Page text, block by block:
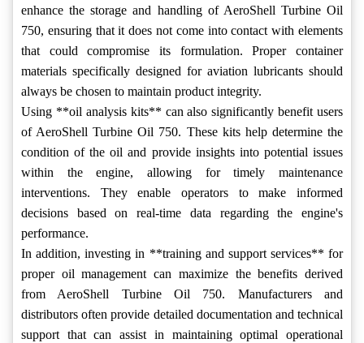
enhance the storage and handling of AeroShell Turbine Oil
750, ensuring that it does not come into contact with elements
that could compromise its formulation. Proper container
materials specifically designed for aviation lubricants should
always be chosen to maintain product integrity.
Using **oil analysis kits** can also significantly benefit users
of AeroShell Turbine Oil 750. These kits help determine the
condition of the oil and provide insights into potential issues
within the engine, allowing for timely maintenance
interventions. They enable operators to make informed
decisions based on real-time data regarding the engine's
performance.
In addition, investing in **training and support services** for
proper oil management can maximize the benefits derived
from AeroShell Turbine Oil 750. Manufacturers and
distributors often provide detailed documentation and technical
support that can assist in maintaining optimal operational